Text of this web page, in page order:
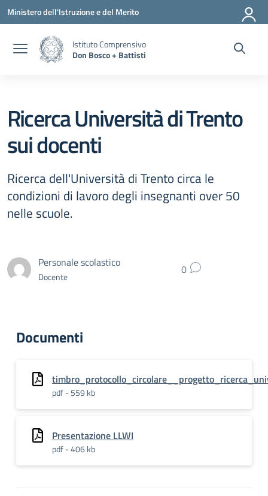
Vai ai contenuti
Vai al menu di navigazione
Vai al footer
Ministero dell'Istruzione e del Merito
Istituto Comprensivo
Don Bosco + Battisti
Ricerca Università di Trento
sui docenti
Ricerca dell'Università di Trento circa le
condizioni di lavoro degli insegnanti over 50
nelle scuole.
Personale scolastico
Docente 0
Documenti
pdf - 559 kb
Presentazione LLWI
pdf - 406 kb